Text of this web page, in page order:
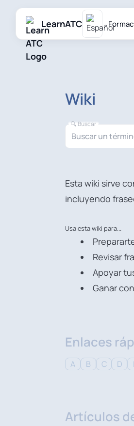
LearnATC
Wiki
🔍 Buscar
Esta wiki sirve
incluyendo
Usa esta wiki para...
Revisar
Apoyar
Ganar
Enlaces
A B C D
Artículos